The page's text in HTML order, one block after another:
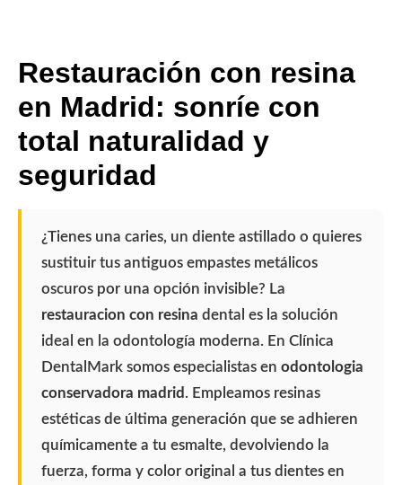
Restauración con resina
en Madrid: sonríe con
total naturalidad y
seguridad
¿Tienes una caries, un diente astillado o quieres
sustituir tus antiguos empastes metálicos
oscuros por una opción invisible? La
restauracion con resina dental es la solución
ideal en la odontología moderna. En Clínica
DentalMark somos especialistas enodontologia
conservadora madrid . Empleamos resinas
estéticas de última generación que se adhieren
químicamente a tu esmalte, devolviendo la
fuerza, forma y color original a tus dientes en